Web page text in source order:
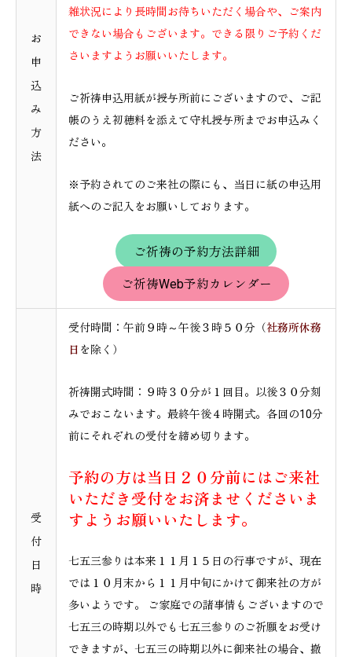
お
申
込
み
方
法
雑状況により長時間お待ちいただく場合や、ご案内
できない場合もございます。できる限りご予約くだ
さいますようお願いいたします。
ご祈祷申込用紙が授与所前にございますので、ご記
帳のうえ初穂料を添えて守札授与所までお申込みく
ださい。
※予約されてのご来社の際にも、当日に紙の申込用
紙へのご記入をお願いしております。
ご祈祷の予約方法詳細
ご祈祷Web予約カレンダー
受
付
日
時
受付時間：午前９時～午後３時５０分（社務所休務
日 を除く）
祈祷開式時間：９時３０分が１回目。以後３０分刻
みでおこないます。最終午後４時開式。各回の10分
前にそれぞれの受付を締め切ります。
予約の方は当日２０分前にはご来社
いただき受付をお済ませくださいま
すようお願いいたします。
七五三参りは本来１１月１５日の行事ですが、現在
では１０月末から１１月中旬にかけて御来社の方が
多いようです。 ご家庭での諸事情もございますので
七五三の時期以外でも七五三参りのご祈願をお受け
できますが、七五三の時期以外に御来社の場合、撤